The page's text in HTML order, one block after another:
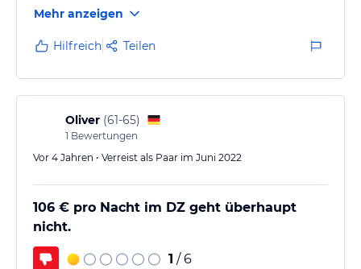
sehr reichlich.
Von außen sieht es einfach aus aber innen sehr
schön. Fahrstuhl gibt es leider nicht.
Das Frühstück war ausreichend mit echtem Rührei
und frischen Obst.
Also rundum empfehlenswert. Liegt zwar an einer gut
befahrenen Straße und der Zug fährt auch nah dran
vorbei aber es ist bei…
Mehr anzeigen
Hilfreich Teilen
Oliver (61-65)
1 Bewertungen
Vor 4 Jahren • Verreist als Paar im Juni 2022
106 € pro Nacht im DZ geht überhaupt
nicht.
1 / 6